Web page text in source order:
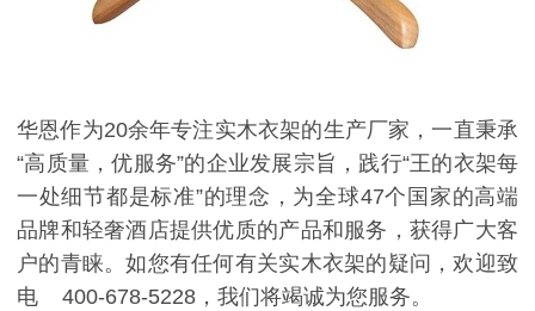
华恩作为20余年专注实木衣架的生产厂家，一直秉承
“高质量，优服务”的企业发展宗旨，践行“王的衣架每
一处细节都是标准”的理念，为全球47个国家的高端
品牌和轻奢酒店提供优质的产品和服务，获得广大客
户的青睐。如您有任何有关实木衣架的疑问，欢迎致
电 400-678-5228，我们将竭诚为您服务。